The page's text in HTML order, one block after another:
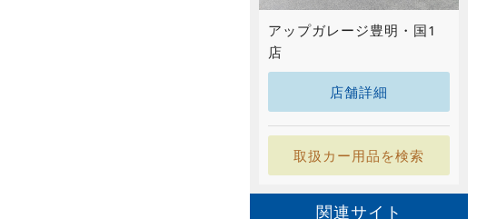
アップガレージ豊明・国1
店
店舗詳細
取扱カー用品を検索
関連サイト